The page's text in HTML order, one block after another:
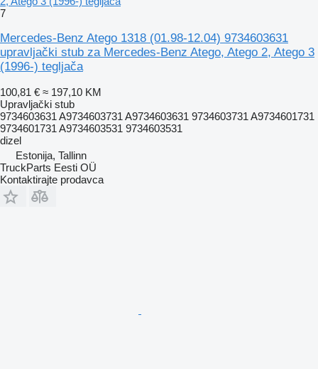
7
Mercedes-Benz Atego 1318 (01.98-12.04) 9734603631
upravljački stub za Mercedes-Benz Atego, Atego 2, Atego 3
(1996-) tegljača
100,81 € ≈ 197,10 KM
Upravljački stub
9734603631 A9734603731 A9734603631 9734603731 A9734601731
9734601731 A9734603531 9734603531
dizel
Estonija, Tallinn
TruckParts Eesti OÜ
Kontaktirajte prodavca